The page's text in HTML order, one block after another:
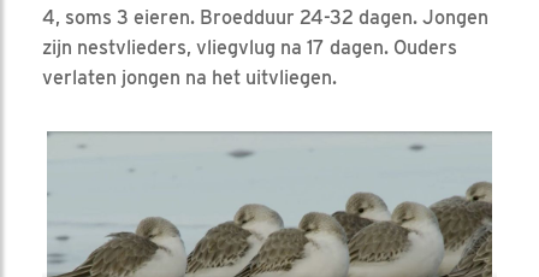
4, soms 3 eieren. Broedduur 24-32 dagen. Jongen
zijn nestvlieders, vliegvlug na 17 dagen. Ouders
verlaten jongen na het uitvliegen.
Video in nieuw venster openen